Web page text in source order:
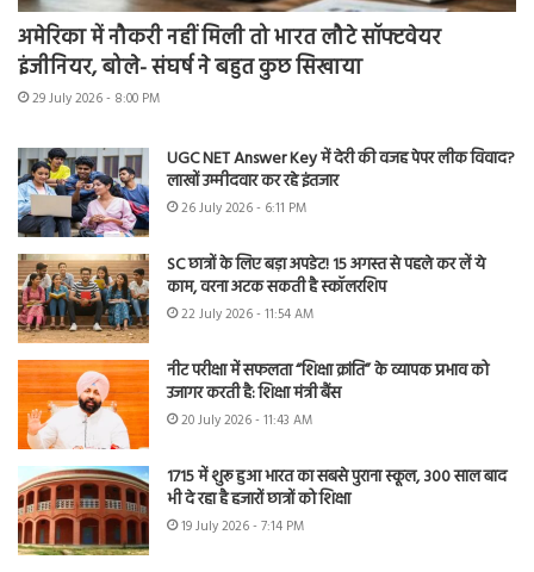
अमेरिका में नौकरी नहीं मिली तो भारत लौटे सॉफ्टवेयर
इंजीनियर, बोले- संघर्ष ने बहुत कुछ सिखाया
29 July 2026 - 8:00 PM
UGC NET Answer Key में देरी की वजह पेपर लीक विवाद?
लाखों उम्मीदवार कर रहे इंतजार
26 July 2026 - 6:11 PM
SC छात्रों के लिए बड़ा अपडेट! 15 अगस्त से पहले कर लें ये
काम, वरना अटक सकती है स्कॉलरशिप
22 July 2026 - 11:54 AM
नीट परीक्षा में सफलता “शिक्षा क्रांति” के व्यापक प्रभाव को
उजागर करती है: शिक्षा मंत्री बैंस
20 July 2026 - 11:43 AM
1715 में शुरू हुआ भारत का सबसे पुराना स्कूल, 300 साल बाद
भी दे रहा है हजारों छात्रों को शिक्षा
19 July 2026 - 7:14 PM